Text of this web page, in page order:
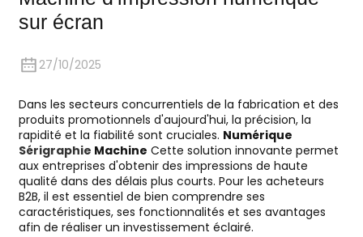
sur écran
27/10/2025
Dans les secteurs concurrentiels de la fabrication et des
produits promotionnels d'aujourd'hui, la précision, la
rapidité et la fiabilité sont cruciales. Numérique
Sérigraphie Machine Cette solution innovante permet
aux entreprises d'obtenir des impressions de haute
qualité dans des délais plus courts. Pour les acheteurs
B2B, il est essentiel de bien comprendre ses
caractéristiques, ses fonctionnalités et ses avantages
afin de réaliser un investissement éclairé.